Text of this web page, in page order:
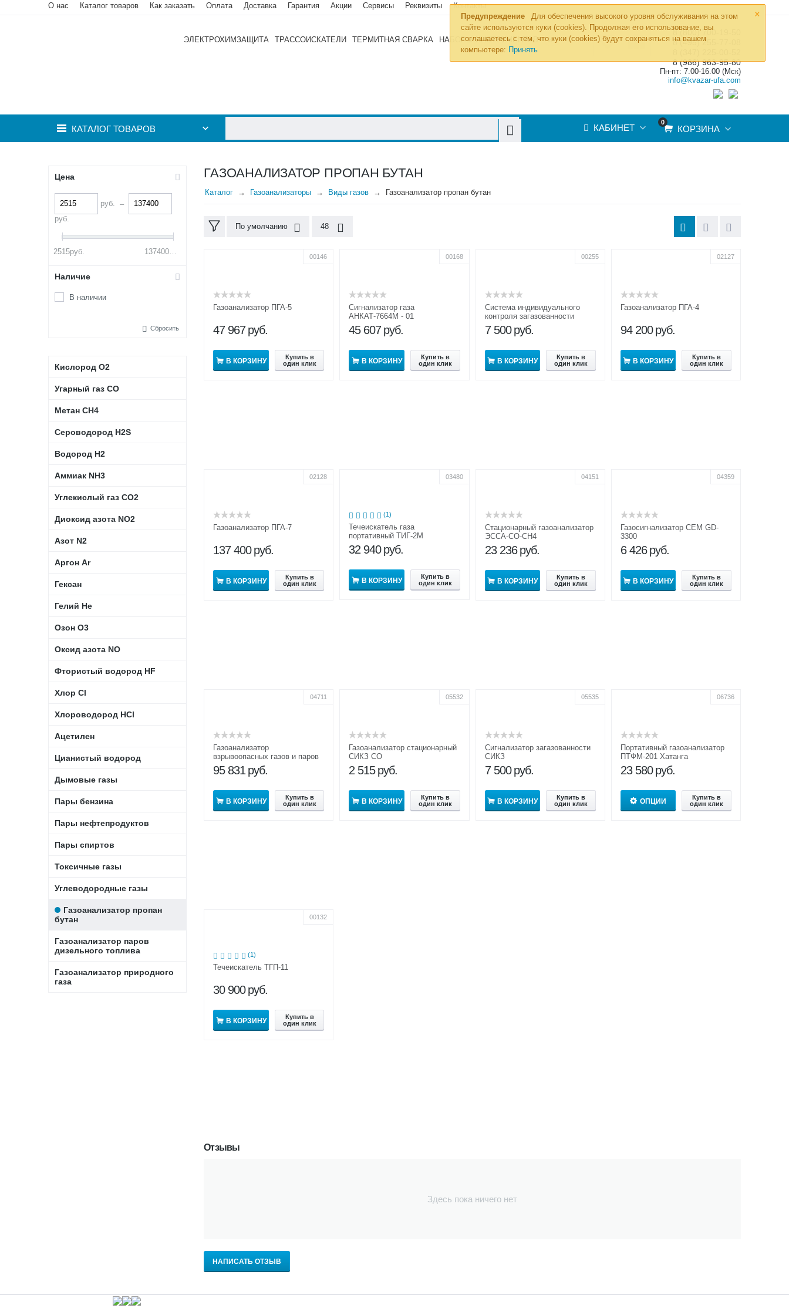
×
Предупреждение
Для обеспечения высокого уровня обслуживания на этом
сайте используются куки (cookies). Продолжая его использование, вы
соглашаетесь с тем, что куки (cookies) будут сохраняться на вашем
компьютере: Принять
О нас Каталог товаров Как заказать Оплата Доставка Гарантия Акции Сервисы Реквизиты Контакты
ЭЛЕКТРОХИМЗАЩИТА ТРАССОИСКАТЕЛИ ТЕРМИТНАЯ СВАРКА НАБОРЫ ИНСТРУМЕНТОВ »
8 (800) 700-19-50
8 (495) 255-77-08
8 (986) 963-95-80
Пн-пт: 7.00-16.00 (Мск)
info@kvazar-ufa.com
КАТАЛОГ ТОВАРОВ
0
КОРЗИНА
КАБИНЕТ
Цена
руб. –
руб.
2515руб. 137400
Наличие
В наличии
Сбросить
Кислород О2
Угарный газ CO
Метан CH4
Сероводород H2S
Водород H2
Аммиак NH3
Углекислый газ CO2
Диоксид азота NO2
Азот N2
Аргон Ar
Гексан
Гелий He
Озон O3
Оксид азота NO
Фтористый водород HF
Хлор Cl
Хлороводород HCl
Ацетилен
Цианистый водород
Дымовые газы
Пары бензина
Пары нефтепродуктов
Пары спиртов
Токсичные газы
Углеводородные газы
Газоанализатор пропан
бутан
Газоанализатор паров
дизельного топлива
Газоанализатор природного
газа
ГАЗОАНАЛИЗАТОР ПРОПАН БУТАН
Каталог Газоанализаторы Виды газов Газоанализатор пропан бутан
По умолчанию 48
00146
Газоанализатор ПГА-5
47 967 руб.
В КОРЗИНУ
Купить в
один клик
00168
Сигнализатор газа
АНКАТ-7664М - 01
45 607 руб.
В КОРЗИНУ
Купить в
один клик
00255
Система индивидуального
контроля загазованности
СИКЗ
7 500 руб.
В КОРЗИНУ
Купить в
один клик
02127
Газоанализатор ПГА-4
94 200 руб.
В КОРЗИНУ
Купить в
один клик
02128
Газоанализатор ПГА-7
137 400 руб.
В КОРЗИНУ
Купить в
один клик
03480
(1)
Течеискатель газа
портативный ТИГ-2М
32 940 руб.
В КОРЗИНУ
Купить в
один клик
04151
Стационарный газоанализатор
ЭССА-CO-CH4
23 236 руб.
В КОРЗИНУ
Купить в
один клик
04359
Газосигнализатор CEM GD-
3300
6 426 руб.
В КОРЗИНУ
Купить в
один клик
04711
Газоанализатор
взрывоопасных газов и паров
СИГМА-1М
95 831 руб.
В КОРЗИНУ
Купить в
один клик
05532
Газоанализатор стационарный
СИКЗ СО
2 515 руб.
В КОРЗИНУ
Купить в
один клик
05535
Сигнализатор загазованности
СИКЗ
7 500 руб.
В КОРЗИНУ
Купить в
один клик
06736
Портативный газоанализатор
ПТФМ-201 Хатанга
23 580 руб.
ОПЦИИ
Купить в
один клик
00132
(1)
Течеискатель ТГП-11
30 900 руб.
В КОРЗИНУ
Купить в
один клик
Отзывы
Здесь пока ничего нет
НАПИСАТЬ ОТЗЫВ